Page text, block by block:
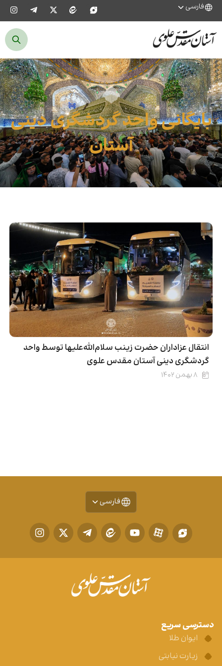
فارسی
بایگانی واحد گردشگری دینی
آستان
انتقال عزاداران حضرت زینب سلام‌الله‌علیها توسط واحد
گردشگری دینی آستان مقدس علوی
۸ بهمن ۱۴۰۲
فارسی
دسترسی سریع
ایوان طلا
زیارت نیابتی